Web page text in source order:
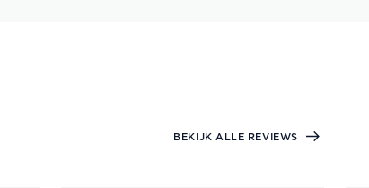
BEKIJK ALLE REVIEWS